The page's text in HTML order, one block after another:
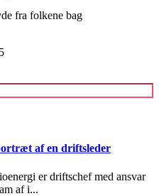
fra folkene bag
af en driftsleder
er driftschef med ansvar
af i...